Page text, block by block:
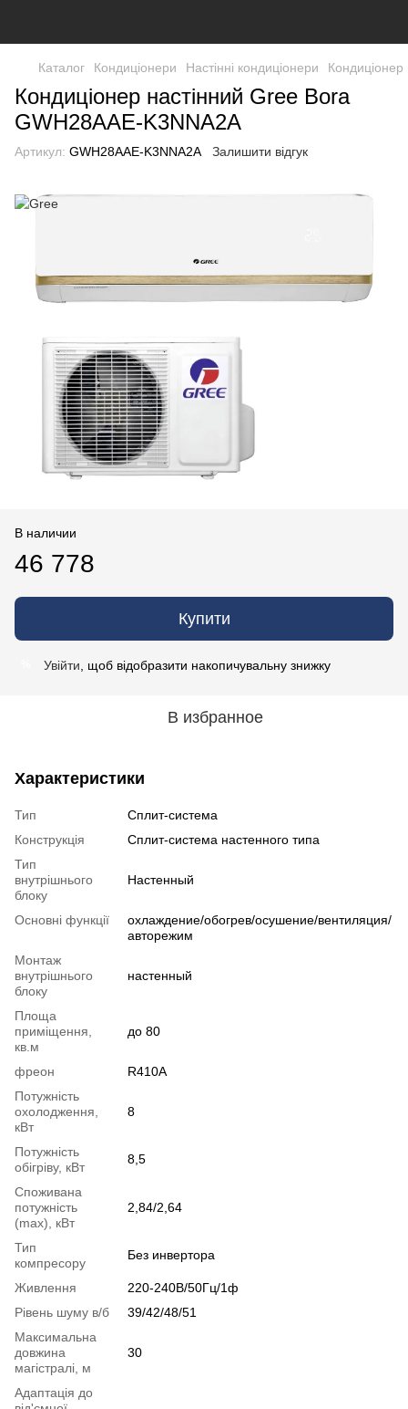
Каталог Кондиціонери Настінні кондиціонери
Кондиціонер настінний Gree Bora
GWH28AAE-K3NNA2A
Артикул: GWH28AAE-K3NNA2A Залишити відгук
В наличии
46 778
Купити
Увійти , щоб відобразити накопичувальну знижку
В избранное
Характеристики
Тип
Сплит-система
Конструкція
Cплит-система настенного типа
Тип
внутрішнього
блоку
Настенный
Основні функції
охлаждение/обогрев/осушение/вентиляция/
авторежим
Монтаж
внутрішнього
блоку
настенный
Площа
приміщення,
кв.м
до 80
фреон
R410A
Потужність
охолодження,
кВт
8
Потужність
обігріву, кВт
8,5
Споживана
потужність
(max), кВт
2,84/2,64
Тип
компресору
Без инвертора
Живлення
220-240В/50Гц/1ф
Рівень шуму в/б
39/42/48/51
Максимальна
довжина
магістралі, м
30
Адаптація до